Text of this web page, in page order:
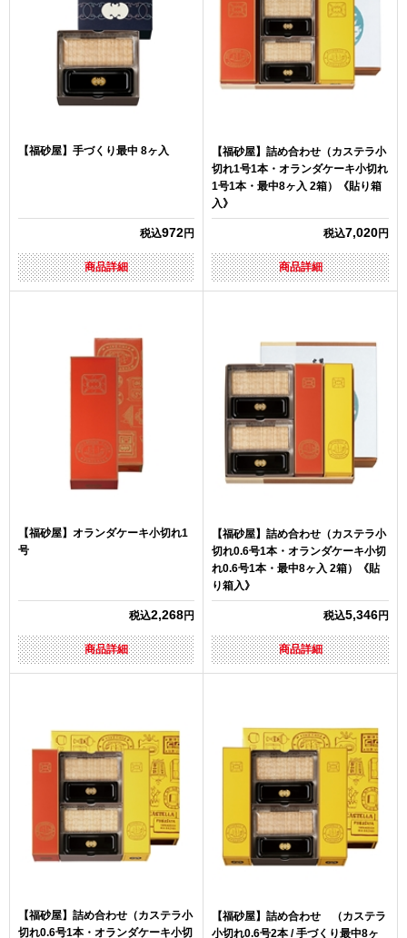
【福砂屋】手づくり最中 8ヶ入
税込972円
商品詳細
【福砂屋】詰め合わせ（カステラ小
切れ1号1本・オランダケーキ小切れ
1号1本・最中8ヶ入 2箱）《貼り箱
入》
税込7,020円
商品詳細
【福砂屋】オランダケーキ小切れ1
号
税込2,268円
商品詳細
【福砂屋】詰め合わせ（カステラ小
切れ0.6号1本・オランダケーキ小切
れ0.6号1本・最中8ヶ入 2箱）《貼
り箱入》
税込5,346円
商品詳細
【福砂屋】詰め合わせ（カステラ小
切れ0.6号1本・オランダケーキ小切
【福砂屋】詰め合わせ （カステラ
小切れ0.6号2本 / 手づくり最中8ヶ